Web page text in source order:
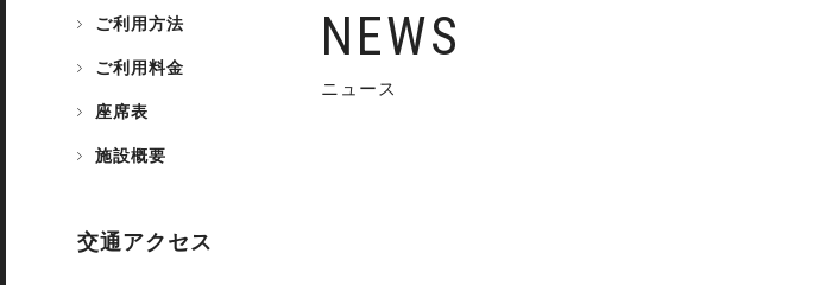
ご利用方法
ご利用料金
座席表
施設概要
交通アクセス
NEWS
ニュース